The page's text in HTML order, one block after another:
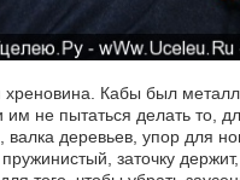
хреновина. Кабы был
не пытаться делать то,
валка деревьев, упор для
заточку